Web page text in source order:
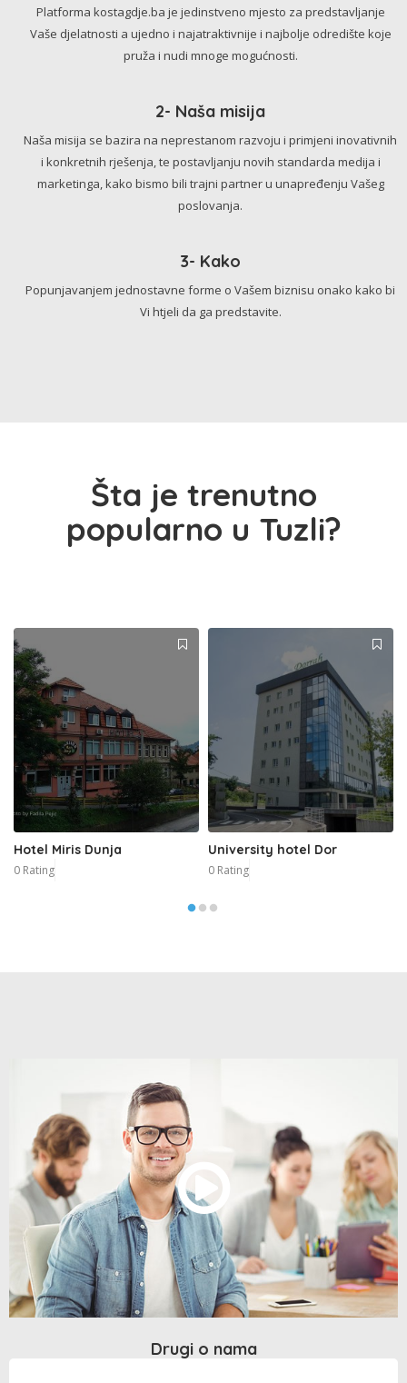
Platforma kostagdje.ba je jedinstveno mjesto za predstavljanje
Vaše djelatnosti a ujedno i najatraktivnije i najbolje odredište koje
pruža i nudi mnoge mogućnosti.
2- Naša misija
Naša misija se bazira na neprestanom razvoju i primjeni inovativnih
i konkretnih rješenja, te postavljanju novih standarda medija i
marketinga, kako bismo bili trajni partner u unapređenju Vašeg
poslovanja.
3- Kako
Popunjavanjem jednostavne forme o Vašem biznisu onako kako bi
Vi htjeli da ga predstavite.
Šta je trenutno
popularno u Tuzli?
Hotel Miris Dunja
0 Rating
University hotel Dor
0 Rating
Drugi o nama